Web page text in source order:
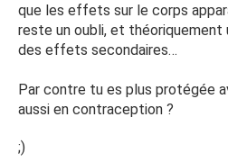
que les effets sur le corps
reste un oubli, et théoriquement
des effets secondaires…
Par contre tu es plus protégée
aussi en contraception ?
;)